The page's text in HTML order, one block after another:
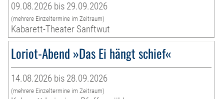
09.08.2026 bis 29.09.2026
(mehrere Einzeltermine im Zeitraum)
Kabarett-Theater Sanftwut
Loriot-Abend »Das Ei hängt schief«
14.08.2026 bis 28.09.2026
(mehrere Einzeltermine im Zeitraum)